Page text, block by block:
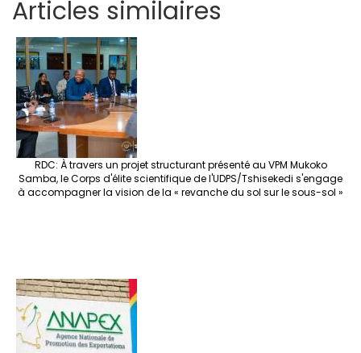
ar
e
b
o
o
k
tt
er
ag er
Articles similaires
RDC: À travers un projet structurant présenté au VPM Mukoko
Samba, le Corps d'élite scientifique de l'UDPS/Tshisekedi s'engage
à accompagner la vision de la « revanche du sol sur le sous-sol »